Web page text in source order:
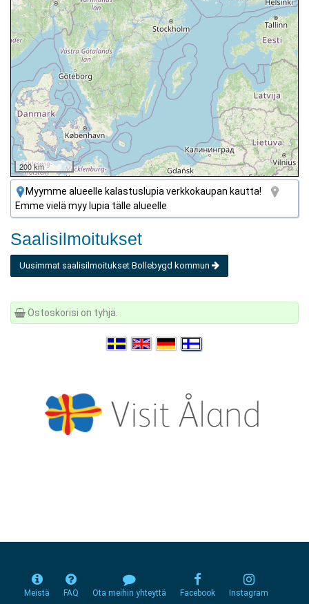
200 km
Myymme alueelle kalastuslupia verkkokaupan kautta!
Emme vielä myy lupia tälle alueelle
Saalisilmoitukset
Uusimmat saalisilmoitukset Bollebygd kommun
Ostoskorisi on tyhjä.
Meistä FAQ Ota meihin yhteyttä Facebook Instagram